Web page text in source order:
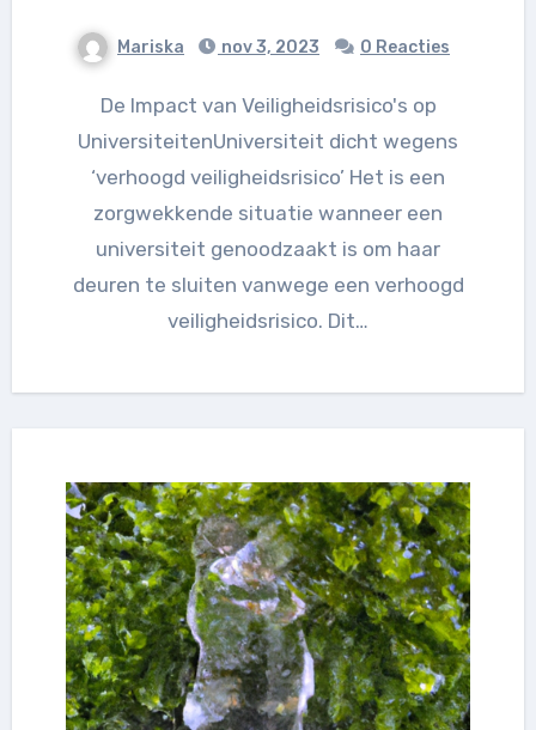
Mariska nov 3, 2023 0 Reacties
De Impact van Veiligheidsrisico's op
UniversiteitenUniversiteit dicht wegens
‘verhoogd veiligheidsrisico’ Het is een
zorgwekkende situatie wanneer een
universiteit genoodzaakt is om haar
deuren te sluiten vanwege een verhoogd
veiligheidsrisico. Dit…